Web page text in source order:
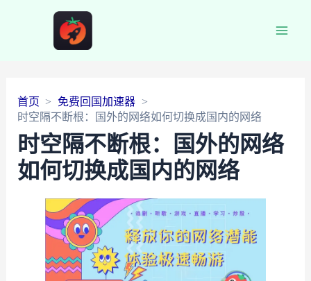
首页
免费回国加速器
时空隔不断根：国外的网络如何切换成国内的网络
时空隔不断根：国外的网络
如何切换成国内的网络